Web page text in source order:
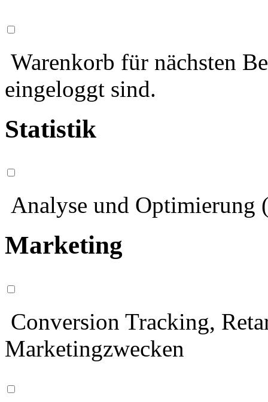
Warenkorb für nächsten
eingeloggt sind.
Statistik
Analyse und Optimierung
Marketing
Conversion Tracking,
Marketingzwecken